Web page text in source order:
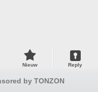
Nieuw Reply
by TONZON